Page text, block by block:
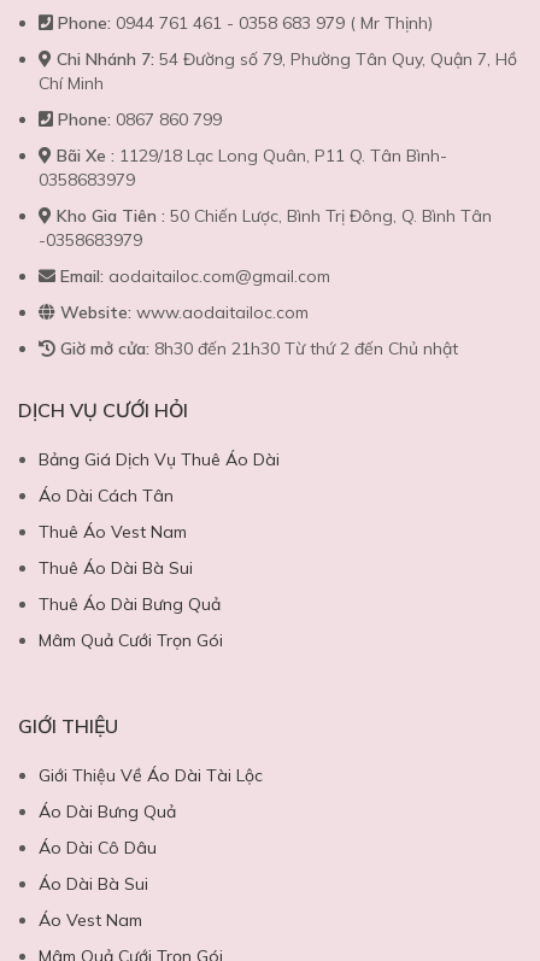
Phone: 0944 761 461 - 0358 683 979 ( Mr Thịnh)
Chi Nhánh 7: 54 Đường số 79, Phường Tân Quy, Quận 7, Hồ
Chí Minh
Phone: 0867 860 799
Bãi Xe : 1129/18 Lạc Long Quân, P11 Q. Tân Bình-
0358683979
Kho Gia Tiên : 50 Chiến Lược, Bình Trị Đông, Q. Bình Tân
-0358683979
Email: aodaitailoc.com@gmail.com
Website: www.aodaitailoc.com
Giờ mở cửa: 8h30 đến 21h30 Từ thứ 2 đến Chủ nhật
DỊCH VỤ CƯỚI HỎI
Bảng Giá Dịch Vụ Thuê Áo Dài
Áo Dài Cách Tân
Thuê Áo Vest Nam
Thuê Áo Dài Bà Sui
Thuê Áo Dài Bưng Quả
Mâm Quả Cưới Trọn Gói
GIỚI THIỆU
Giới Thiệu Về Áo Dài Tài Lộc
Áo Dài Bưng Quả
Áo Dài Cô Dâu
Áo Dài Bà Sui
Áo Vest Nam
Mâm Quả Cưới Trọn Gói